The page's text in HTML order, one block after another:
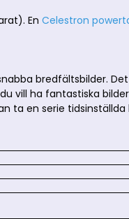
EnCelestron
bredfältsbilder.
vill ha fantastiska
ta en serie tidsinställda